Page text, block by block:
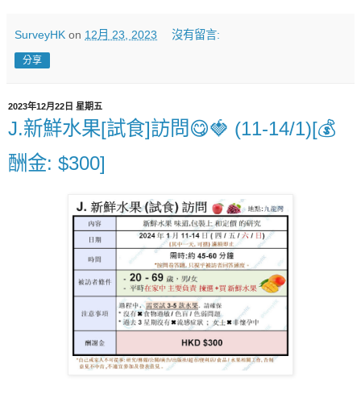
SurveyHK on 12月 23, 2023 沒有留言:
分享
2023年12月22日 星期五
J.新鮮水果[試食]訪問😋🍓 (11-14/1)[💰
酬金: $300]